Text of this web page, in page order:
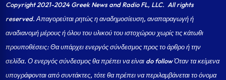
Copyright 2021-2024 Greek News and Radio FL, LLC. All rights
reserved. Απαγορεύται ρητώς η αναδημοσίευση, αναπαραγωγή ή
αναδιανομή μέρους ή όλου του υλικού του ιστοχώρου χωρίς τις κάτωθι
προυποθέσεις: Θα υπάρχει ενεργός σύνδεσμος προς το άρθρο ή την
σελίδα.Ο ενεργός σύνδεσμος θα πρέπει να είναι do follow Όταν τα κείμενα
υπογράφονται από συντάκτες, τότε θα πρέπει να περιλαμβάνεται το όνομα